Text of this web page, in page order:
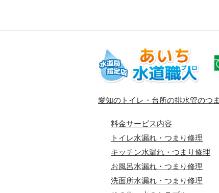
愛知のトイレ・台所の排水管のつ
料金サービス内容
トイレ水漏れ・つまり修理
キッチン水漏れ・つまり修理
お風呂水漏れ・つまり修理
洗面所水漏れ・つまり修理